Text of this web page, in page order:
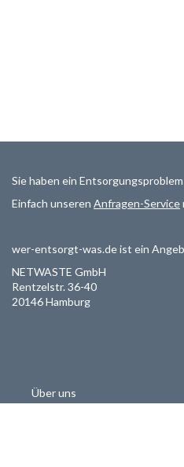
Sie haben ein
Einfach unseren Anfragen-Service
wer-entsorgt-was.de ist ein
NETWASTE GmbH
Rentzelstr. 36-40
20146 Hamburg
Über uns